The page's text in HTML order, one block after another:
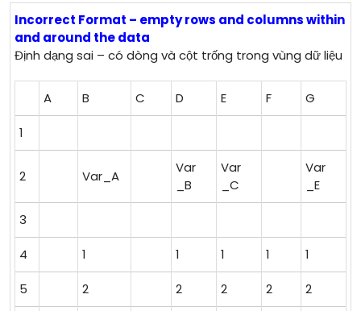
Incorrect Format – empty rows and columns within
and around the data
Định dạng sai – có dòng và cột trống trong vùng dữ liệu
A B C D E F G
1
2 Var_A
Var
_B
Var
_C
Var
_E
3
4 1 1 1 1 1
5 2 2 2 2 2